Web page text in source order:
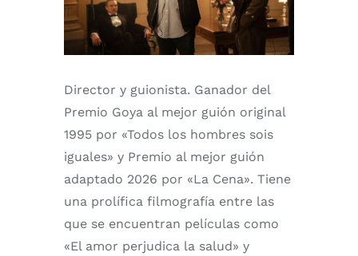
Director y guionista. Ganador del
Premio Goya al mejor guión original
1995 por «Todos los hombres sois
iguales» y Premio al mejor guión
adaptado 2026 por «La Cena». Tiene
una prolífica filmografía entre las
que se encuentran películas como
«El amor perjudica la salud» y